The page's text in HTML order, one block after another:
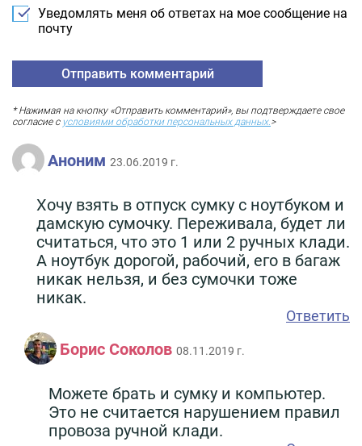
Уведомлять меня об ответах на мое сообщение на
почту
* Нажимая на кнопку «Отправить комментарий», вы подтверждаете свое
согласие с условиями обработки персональных данных.>
Аноним 23.06.2019 г.
Хочу взять в отпуск сумку с ноутбуком и
дамскую сумочку. Переживала, будет ли
считаться, что это 1 или 2 ручных клади.
А ноутбук дорогой, рабочий, его в багаж
никак нельзя, и без сумочки тоже
никак.
Ответить
Борис Соколов 08.11.2019 г.
Можете брать и сумку и компьютер.
Это не считается нарушением правил
провоза ручной клади.